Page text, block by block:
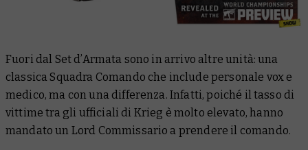
Fuori dal Set d’Armata sono in arrivo altre unità: una
classica Squadra Comando che include personale vox e
medico, ma con una differenza. Infatti, poiché il tasso di
vittime tra gli ufficiali di Krieg è molto elevato, hanno
mandato un Lord Commissario a prendere il comando.